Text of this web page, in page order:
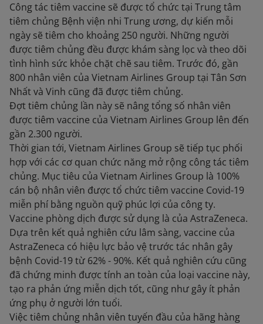
Công tác tiêm vaccine sẽ được tổ chức tại Trung tâm
tiêm chủng Bệnh viện nhi Trung ương, dự kiến mỗi
ngày sẽ tiêm cho khoảng 250 người. Những người
được tiêm chủng đều được khám sàng lọc và theo dõi
tình hình sức khỏe chặt chẽ sau tiêm. Trước đó, gần
800 nhân viên của Vietnam Airlines Group tại Tân Sơn
Nhất và Vinh cũng đã được tiêm chủng.
Đợt tiêm chủng lần này sẽ nâng tổng số nhân viên
được tiêm vaccine của Vietnam Airlines Group lên đến
gần 2.300 người.
Thời gian tới, Vietnam Airlines Group sẽ tiếp tục phối
hợp với các cơ quan chức năng mở rộng công tác tiêm
chủng. Mục tiêu của Vietnam Airlines Group là 100%
cán bộ nhân viên được tổ chức tiêm vaccine Covid-19
miễn phí bằng nguồn quỹ phúc lợi của công ty.
Vaccine phòng dịch được sử dụng là của AstraZeneca.
Dựa trên kết quả nghiên cứu lâm sàng, vaccine của
AstraZeneca có hiệu lực bảo vệ trước tác nhân gây
bệnh Covid-19 từ 62% - 90%. Kết quả nghiên cứu cũng
đã chứng minh được tính an toàn của loại vaccine này,
tạo ra phản ứng miễn dịch tốt, cũng như gây ít phản
ứng phụ ở người lớn tuổi.
Việc tiêm chủng nhân viên tuyến đầu của hãng hàng